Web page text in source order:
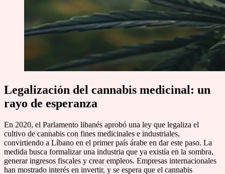
Legalización del cannabis medicinal: un
rayo de esperanza
En 2020, el Parlamento libanés aprobó una ley que legaliza el
cultivo de cannabis con fines medicinales e industriales,
convirtiendo a Líbano en el primer país árabe en dar este paso. La
medida busca formalizar una industria que ya existía en la sombra,
generar ingresos fiscales y crear empleos. Empresas internacionales
han mostrado interés en invertir, y se espera que el cannabis